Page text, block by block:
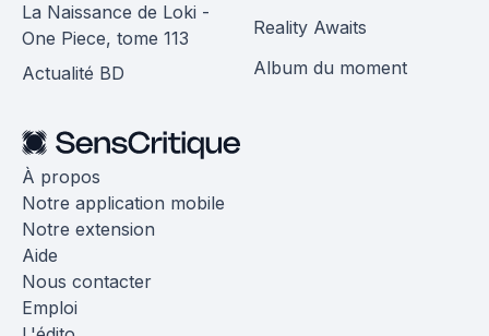
La Naissance de Loki -
One Piece, tome 113
Actualité BD
Reality Awaits
Album du moment
À propos
Notre application mobile
Notre extension
Aide
Nous contacter
Emploi